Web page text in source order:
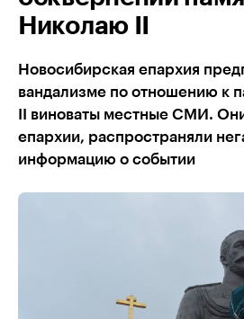
Николаю II
Новосибирская епархия
вандализме по отношению к
II виноваты местные СМИ.
епархии, распространяли
информацию о событии